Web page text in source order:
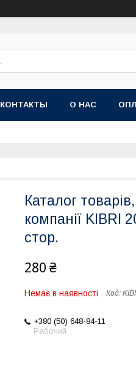
КОНТАКТЫ О НАС
Каталог
компанії KIBRI
стор.
280 ₴
Немає в наявності Код:
+380 (50) 648-84-11
Рабочий